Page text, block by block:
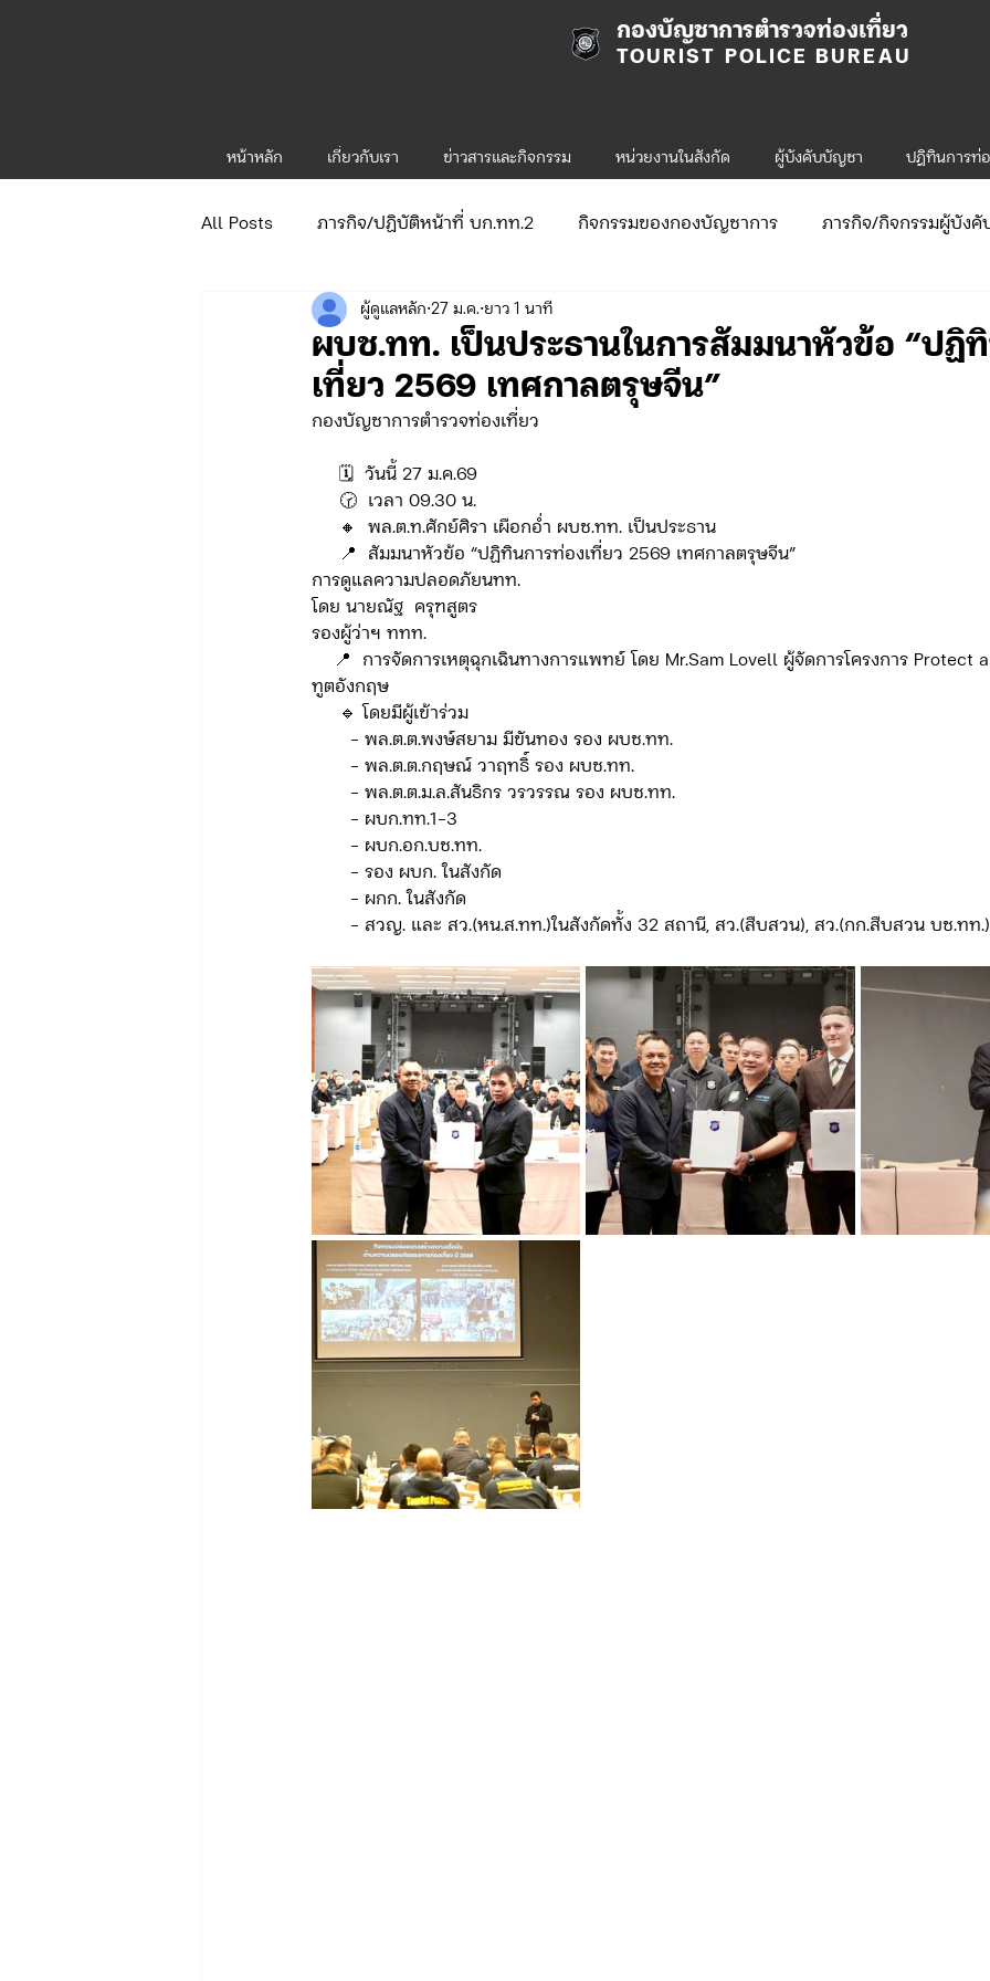
กองบัญชาการตำรวจท่องเที่ยว
TOURIST POLICE BUREAU
หน้าหลัก เกี่ยวกับเรา ข่าวสารและกิจกรรม หน่วยงานในสังกัด ผู้บังคับบัญชา ปฎิทินการท่
All Posts ภารกิจ/ปฏิบัติหน้าที่ บก.ทท.2 กิจกรรมของกองบัญชาการ ภารกิจ/กิจกรรมผู้บัง
ข่าวประกาศและคำสั่ง ข่าวรับสมัคร
จัดซื้อจัดจ้าง/แผน/ตัวชี้วัด ทท.1 ข่าวประกาศและคำสั่ง ทท.1
ภารกิจ/กิจกรรมผู้บังคับบัญชา ทท.2
ข่าวรับสมัคร ทท.2 จัดซื้อจัดจ้าง/แผน/ตัวชี้วัด ทท.2
กิจกรรมของกองบังคับการท่องเที่ยว 3 ข่าวประกาศและคำสั่ง ทท.3 ข่าวรับสมัคร ทท.3
จัดซื้อจัดจ้าง/แผน/ตัวชี้วัด ทท.3 กิจกรรมของ บก.อก.
ข่าวประกาศและคำสั่ง บก.อก.
ภารกิจ/การปฏิบัติหน้าที่ บก.ทท.1 E-learning
ผบช.ทท. เป็นประธานในการสัมมนาหัวข้อ “ปฏิ
เที่ยว 2569 เทศกาลตรุษจีน”
ผู้ดูแลหลัก 27 ม.ค. ยาว 1 นาที
กองบัญชาการตำรวจท่องเที่ยว
     🗓️  วันนี้ 27 ม.ค.69
     🕝  เวลา 09.30 น.
     🔸  พล.ต.ท.ศักย์ศิรา เผือกอ่ำ ผบช.ทท. เป็นประธาน
     📍  สัมมนาหัวข้อ “ปฏิทินการท่องเที่ยว 2569 เทศกาลตรุษจีน”
การดูแลความปลอดภัยนทท.
โดย นายณัฐ  ครุฑสูตร
รองผู้ว่าฯ ททท.
ทูตอังกฤษ
     🔹 โดยมีผู้เข้าร่วม
       - พล.ต.ต.พงษ์สยาม มีขันทอง รอง ผบช.ทท.
       - พล.ต.ต.กฤษณ์ วาฤทธิ์ รอง ผบช.ทท.
       - พล.ต.ต.ม.ล.สันธิกร วรวรรณ รอง ผบช.ทท.
       - ผบก.ทท.1-3
       - ผบก.อก.บช.ทท.
       - รอง ผบก. ในสังกัด
       - ผกก. ในสังกัด
       - สวญ. และ สว.(หน.ส.ทท.)ในสังกัดทั้ง 32 สถานี, สว.(สืบสวน), สว.(กก.สืบสวน บช.ทท.)